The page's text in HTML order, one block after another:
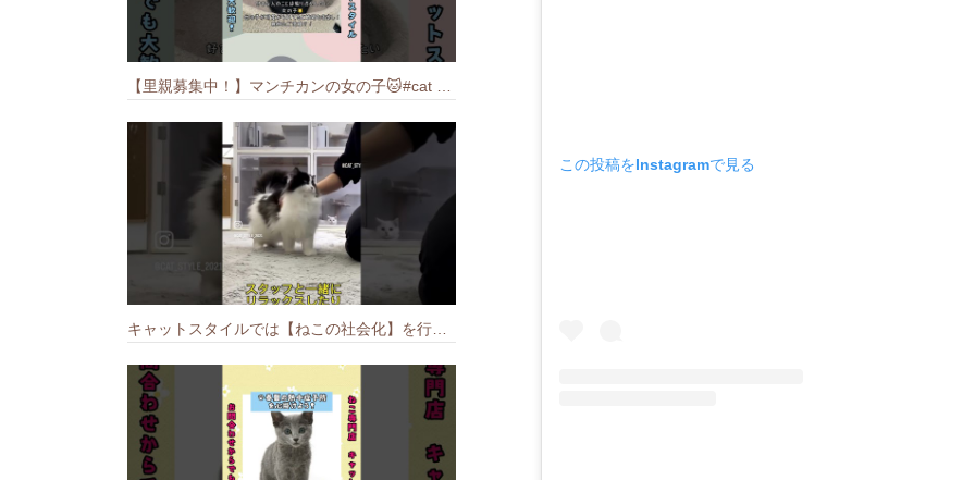
この投稿をInstagramで見る